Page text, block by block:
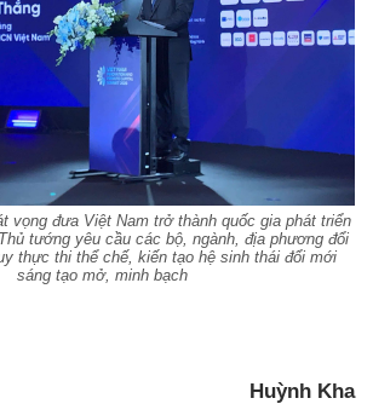
vọng đưa Việt Nam trở thành quốc gia phát triển
tướng yêu cầu các bộ, ngành, địa phương đổi
thực thi thể chế, kiến tạo hệ sinh thái đổi mới
sáng tạo mở, minh bạch
Huỳnh Kha